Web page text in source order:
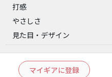
打感
やさしさ
見た目・デザイン
マイギアに登録